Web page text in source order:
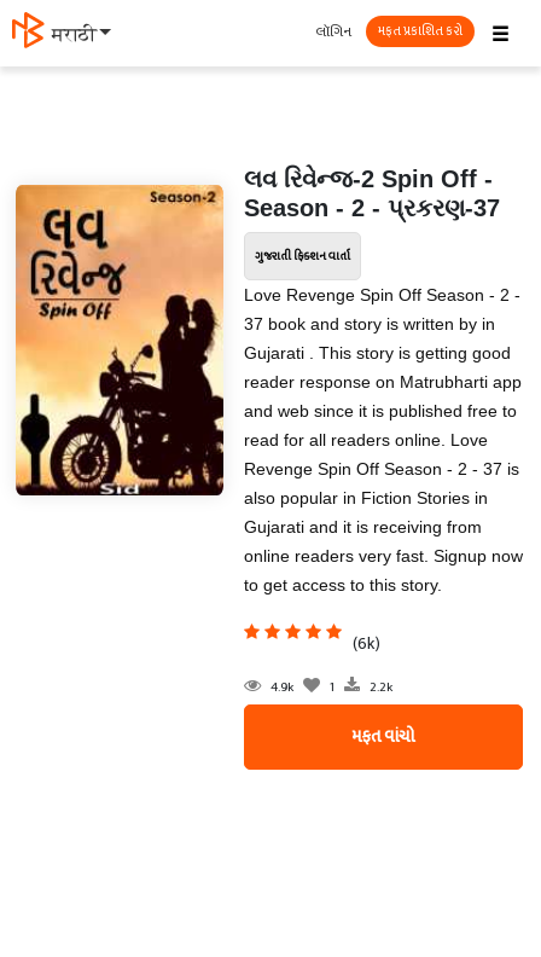
मराठी ☰
લૉગિન મફત પ્રકાશિત કરો
લવ રિવેન્જ-2 Spin Off -
Season - 2 - પ્રકરણ-37
ગુજરાતી ફિક્શન વાર્તા
Love Revenge Spin Off Season - 2 -
37 book and story is written by in
Gujarati . This story is getting good
reader response on Matrubharti app
and web since it is published free to
read for all readers online. Love
Revenge Spin Off Season - 2 - 37 is
also popular in Fiction Stories in
Gujarati and it is receiving from
online readers very fast. Signup now
to get access to this story.
(6k)
4.9k 1 2.2k
મફત વાંચો